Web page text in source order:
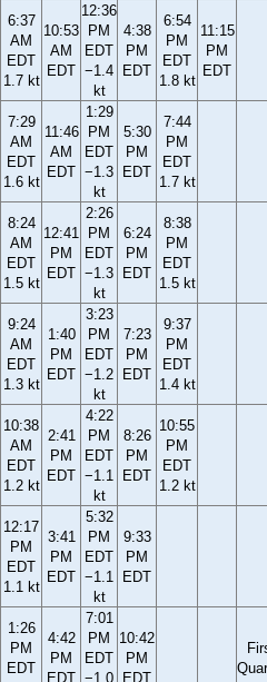
6:37
AM
EDT
1.7 kt
10:53
AM
EDT
12:36
PM
EDT
−1.4
kt
4:38
PM
EDT
6:54
PM
EDT
1.8 kt
11:15
PM
EDT
7:29
AM
EDT
1.6 kt
11:46
AM
EDT
1:29
PM
EDT
−1.3
kt
5:30
PM
EDT
7:44
PM
EDT
1.7 kt
8:24
AM
EDT
1.5 kt
12:41
PM
EDT
2:26
PM
EDT
−1.3
kt
6:24
PM
EDT
8:38
PM
EDT
1.5 kt
9:24
AM
EDT
1.3 kt
1:40
PM
EDT
3:23
PM
EDT
−1.2
kt
7:23
PM
EDT
9:37
PM
EDT
1.4 kt
10:38
AM
EDT
1.2 kt
2:41
PM
EDT
4:22
PM
EDT
−1.1
kt
8:26
PM
EDT
10:55
PM
EDT
1.2 kt
12:17
PM
EDT
1.1 kt
3:41
PM
EDT
5:32
PM
EDT
−1.1
kt
9:33
PM
EDT
1:26
PM
EDT
4:42
PM
EDT
7:01
PM
EDT
−1.0
10:42
PM
EDT